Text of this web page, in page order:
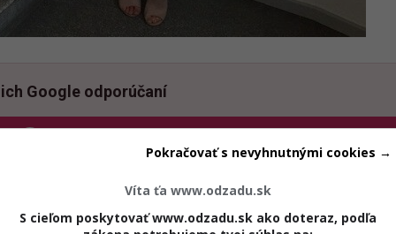
Google odporúčaní
Odzadu, odkaz sa otvorí v novom okne
zelenej, žltej. Je to tlmená farba, ktorá nijako nekričí,
Víta ťa www.odzadu.sk
S cieľom poskytovať www.odzadu.sk ako doteraz, podľa
Pokračovať s nevyhnutnými cookies →